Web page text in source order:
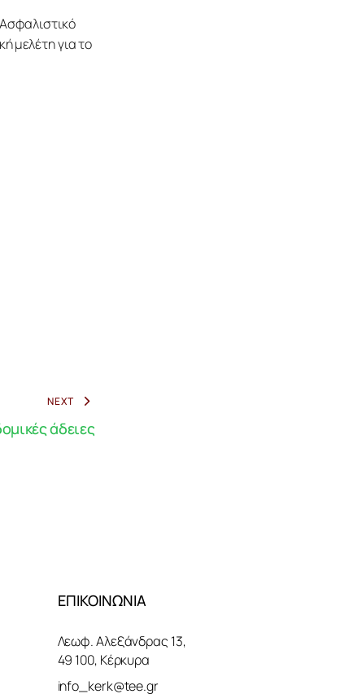
μελέτη για το
NEXT
άδειες
ΕΠΙΚΟΙΝΩΝΙΑ
Λεωφ. Αλεξάνδρας 13,
49 100, Κέρκυρα
info_kerk@tee.gr